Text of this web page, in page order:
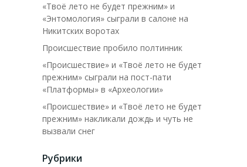
«Твоё лето не будет прежним» и
«Энтомология» сыграли в салоне на
Никитских воротах
Происшествие пробило полтинник
«Происшествие» и «Твоё лето не будет
прежним» сыграли на пост-пати
«Платформы» в «Археологии»
«Происшествие» и «Твоё лето не будет
прежним» накликали дождь и чуть не
вызвали снег
Рубрики